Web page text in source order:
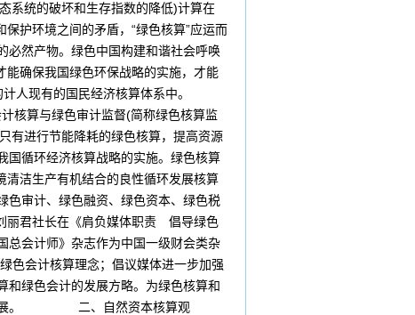
系统的破坏和生存指数的降低)计算在
护环境之间的矛盾，“绿色核算”应运而
必然产物。绿色中国构建和谐社会呼唤
确保我国绿色环保战略的实施，才能
的计人现有的国民经济核算体系中。
算与绿色审计监督(简称绿色核算监
有进行节能降耗的绿色核算，提高资源
国循环经济核算战略的实施。绿色核算
清洁生产有机结合的良性循环发展核算
色审计、绿色融资、绿色资本、绿色税
丽君社长在《肩负媒体职责 倡导绿色
总会计师》杂志作为中国一级财会类杂
色会计核算理念；倡议媒体进一步加强
和绿色会计的发展方略。为绿色核算和
业的发展。 二、自然资本核算观